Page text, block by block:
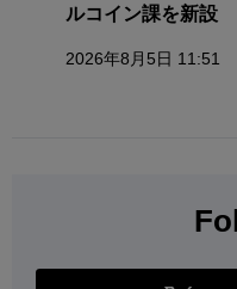
ルコイン課を新設
2026年8月5日 11:51